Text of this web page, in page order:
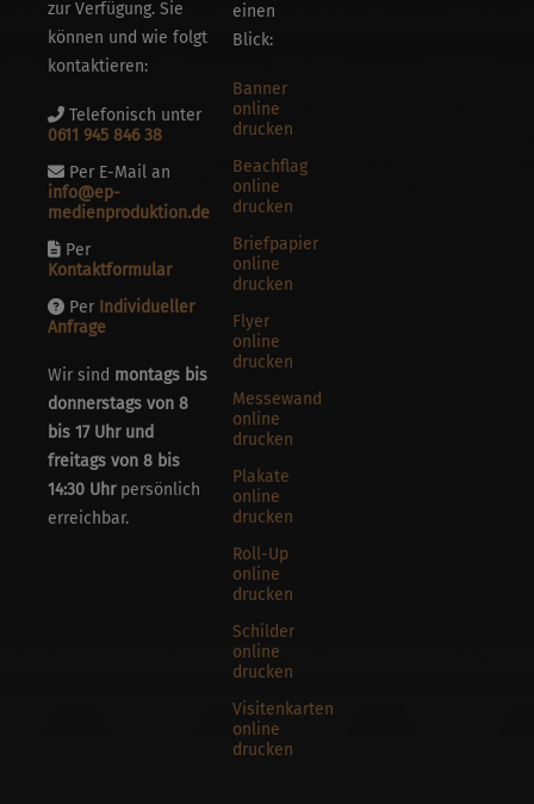
zur Verfügung. Sie
können und wie folgt
kontaktieren:
Telefonisch unter
0611 945 846 38
Per E-Mail an
info@ep-
medienproduktion.de
Per
Kontaktformular
Per Individueller
Anfrage
Wir sind montags bis
donnerstags von 8
bis 17 Uhr und
freitags von 8 bis
14:30 Uhrpersönlich
erreichbar.
einen
Blick:
Banner
online
drucken
Beachflag
online
drucken
Briefpapier
online
drucken
Flyer
online
drucken
Messewand
online
drucken
Plakate
online
drucken
Roll-Up
online
drucken
Schilder
online
drucken
Visitenkarten
online
drucken